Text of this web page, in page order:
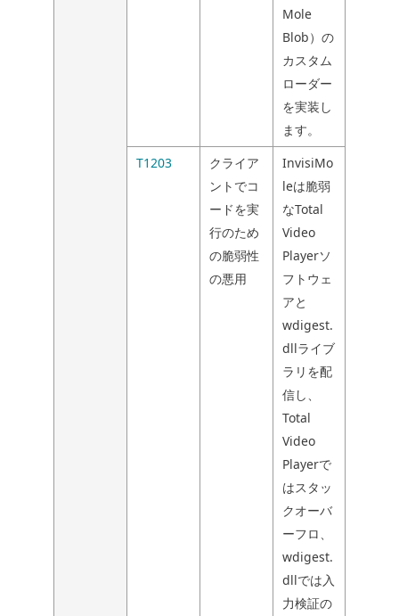
Mole
Blob）の
カスタム
ローダー
を実装し
ます。
T1203
クライア
ントでコ
ードを実
行のため
の脆弱性
の悪用
InvisiMo
leは脆弱
なTotal
Video
Playerソ
フトウェ
アと
wdigest.
dllライブ
ラリを配
信し、
Total
Video
Playerで
はスタッ
クオーバ
ーフロ、
wdigest.
dllでは入
力検証の